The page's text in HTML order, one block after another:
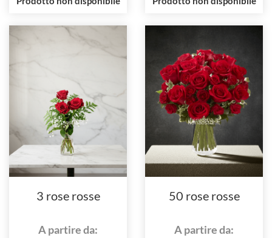
3 rose rosse
A partire da:
50 rose rosse
A partire da: